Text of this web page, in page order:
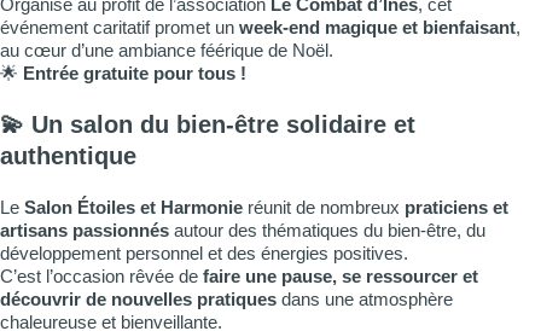
événement caritatif promet un week-end magique et bienfaisant,
au cœur d’une ambiance féérique de Noël.
🌟 Entrée gratuite pour tous !
💫 Un salon du bien-être solidaire et
authentique
Le Salon Étoiles et Harmonie réunit de nombreux praticiens et
artisans passionnés autour des thématiques du bien-être, du
développement personnel et des énergies positives.
C’est l’occasion rêvée de faire une pause, se ressourcer et
découvrir de nouvelles pratiques dans une atmosphère
chaleureuse et bienveillante.